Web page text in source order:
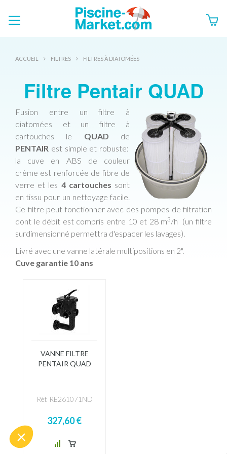
ACCUEIL FILTRES FILTRES À DIATOMÉES
Filtre Pentair QUAD
Fusion entre un filtre à
diatomées et un filtre à
cartouches le QUAD de
PENTAIR est simple et robuste:
la cuve en ABS de couleur
crème est renforcée de fibre de
verre et les 4 cartouches sont
en tissu pour un nettoyage facile.
Ce filtre peut fonctionner avec des pompes de filtration
dont le débit est compris entre 10 et 28 m3/h (un filtre
surdimensionné permettra d'espacer les lavages).
Livré avec une vanne latérale multipositions en 2".
Cuve garantie 10 ans
VANNE FILTRE
PENTAIR QUAD
Réf. RE261071ND
327,60 €